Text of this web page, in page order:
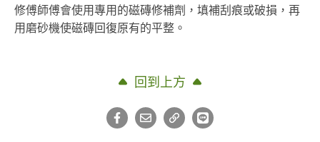
修傅師傅會使用專用的磁磚修補劑，填補刮痕或破損，再
用磨砂機使磁磚回復原有的平整。
回到上方